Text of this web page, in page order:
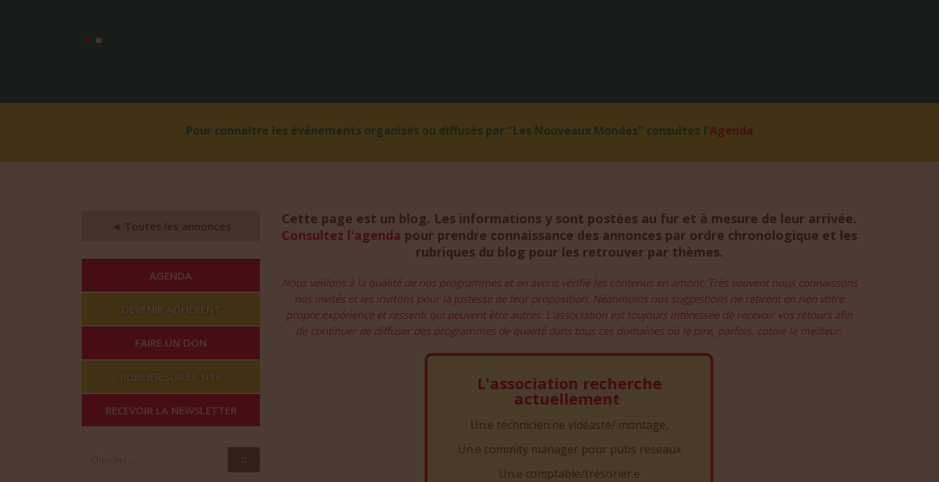
Pour connaître les événements organisés ou diffusés par "Les Nouveaux Mondes" consultez l'Agenda
Cette page est un blog. Les informations y sont postées au fur et à mesure de leur arrivée.
Consultez l'agenda pour prendre connaissance des annonces par ordre chronologique et les
rubriques du blog pour les retrouver par thèmes.
Nous veillons à la qualité de nos programmes et en avons vérifié les contenus en amont. Très souvent nous connaissons
nos invités et les invitons pour la justesse de leur proposition. Néanmoins nos suggestions ne retirent en rien votre
propre expérience et ressenti qui peuvent être autres. L'association est toujours intéressée de recevoir vos retours afin
de continuer de diffuser des programmes de qualité dans tous ces domaines où le pire, parfois, cotoie le meilleur.
L'association recherche
actuellement
Un.e technicien.ne vidéaste/ montage,
Un.e commity manager pour pubs reseaux
Un.e comptable/trésorier.e
◄ Toutes les annonces
AGENDA
DEVENIR ADHÉRENT
FAIRE UN DON
PUBLIER SUR LE SITE
RECEVOIR LA NEWSLETTER